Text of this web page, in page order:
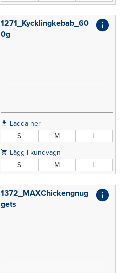
1271_Kycklingkebab_60
0g
Ladda ner
S
M
L
Lägg i kundvagn
S
M L
1372_MAXChickengnug
gets